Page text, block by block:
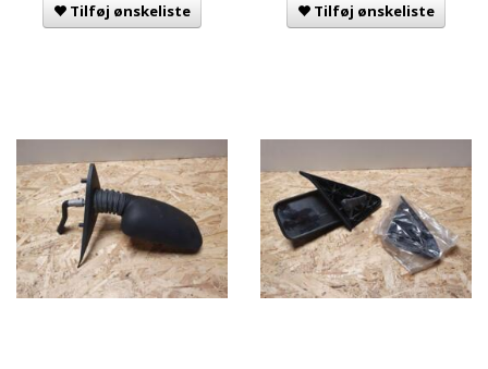
Tilføj ønskeliste
Tilføj ønskeliste